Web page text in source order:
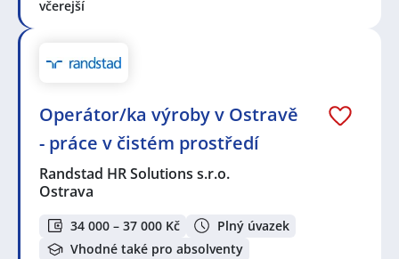
včerejší
Operátor/ka výroby v Ostravě
- práce v čistém prostředí
Randstad HR Solutions s.r.o.
Ostrava
34 000 – 37 000 Kč
Plný úvazek
Vhodné také pro absolventy